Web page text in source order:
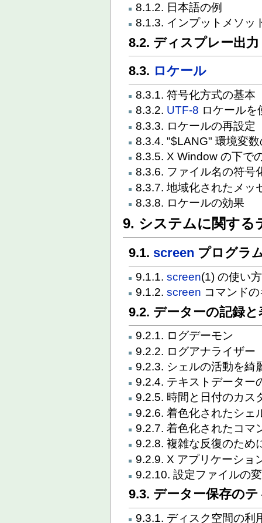
8.1.2. 日本語の例
8.1.3. インプットメソッ
8.2. ディスプレー出力
8.3. ロケール
8.3.1. 符号化方式の基本
8.3.2. UTF-8 ロケールを
8.3.3. ロケールの再設定
8.3.4. "$LANG" 環境変数
8.3.5. X Window の下で
8.3.6. ファイル名の符号
8.3.7. 地域化されたメッ
8.3.8. ロケールの効果
9. システムに関する
9.1. screen プログラ
9.1.1.screen(1) の使い
9.1.2.screen コマンド
9.2. データーの記録と
9.2.1. ログデーモン
9.2.2. ログアナライザー
9.2.3. シェルの活動を綺
9.2.4. テキストデーター
9.2.5. 時間と日付のカス
9.2.6. 着色化されたシェ
9.2.7. 着色化されたコマ
9.2.8. 複雑な反復のため
9.2.9. X アプリケーショ
9.2.10. 設定ファイルの
9.3. データー保存の
9.3.1. ディスク空間の利